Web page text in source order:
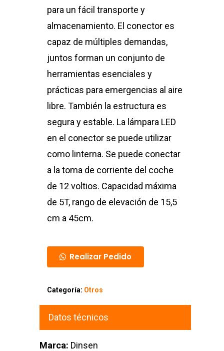
para un fácil transporte y
almacenamiento. El conector es
capaz de múltiples demandas,
juntos forman un conjunto de
herramientas esenciales y
prácticas para emergencias al aire
libre. También la estructura es
segura y estable. La lámpara LED
en el conector se puede utilizar
como linterna. Se puede conectar
a la toma de corriente del coche
de 12 voltios. Capacidad máxima
de 5T, rango de elevación de 15,5
cm a 45cm.
Realizar Pedido
Categoría: Otros
Datos técnicos
Marca: Dinsen